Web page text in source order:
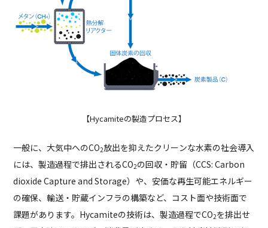
【Hycamiteの製造プロセス】
一般に、大気中へのCO2放出を抑えたクリーンな水素の社会導入
には、製造過程で排出されるCO2の回収・貯留（CCS: Carbon
dioxide Capture and Storage）や、安価な再生可能エネルギー
の確保、輸送・貯蔵インフラの構築など、コスト面や技術面で
課題があります。Hycamiteの技術は、製造過程でCO2を排出せ